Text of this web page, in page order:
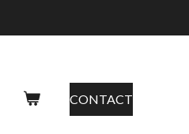
CONTACT